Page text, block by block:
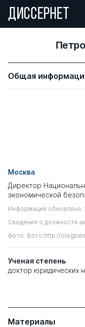
ДИССЕРНЕТ
Общая
Москва
Директор
экономической
Информация обновлена:
Сведения о должности
Фото: Фото:http://
Ученая степень
доктор юридических
Материалы